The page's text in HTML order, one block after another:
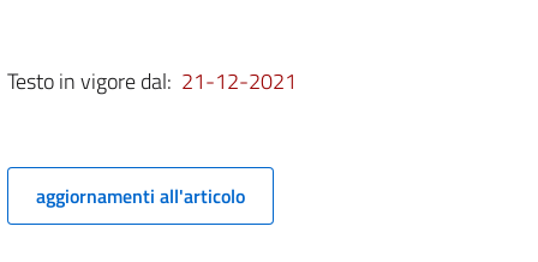
5 bis
5 quater
5 quinquies
Testo in vigore dal: 21-12-2021
aggiornamenti all'articolo